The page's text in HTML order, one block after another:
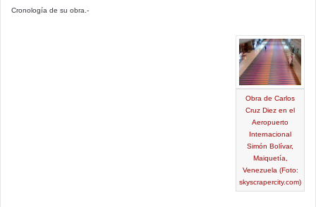
Cronología de su obra.-
Obra de Carlos
Cruz Diez en el
Aeropuerto
Internacional
Simón Bolívar,
Maiquetía,
Venezuela (Foto:
skyscrapercity.com)